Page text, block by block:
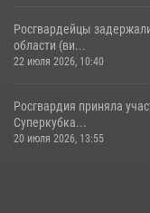
Росгвардейцы
области (ви...
22 июля 2026, 10:40
Росгвардия приняла
Суперкубка...
20 июля 2026, 13:55